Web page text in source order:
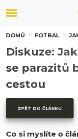
DOMŮ FOTBAL
Diskuze:
se parazitů
cestou
ZPĚT DO ČLÁNKU
Co si myslíte o